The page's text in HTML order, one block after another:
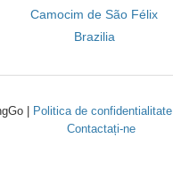
Camocim de São Félix
Brazilia
| Politica de confidentialitate
Contactați-ne